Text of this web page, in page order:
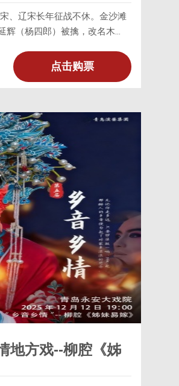
辉（杨四郎）被擒，改名木
。佘太君奉旨亲自出征，与杨
）率大军至雁门关下，与辽军
宋营探母。杨四郎遵守承诺，
，仍被辽萧太后发觉，萧太后
郎，经铁镜公主苦苦求情，才
一家人
点击购票
地方戏--柳腔《姊